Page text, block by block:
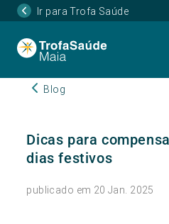
Ir para Trofa Saúde
Blog
Dicas para
dias festivos
publicado em 20 Jan. 2025